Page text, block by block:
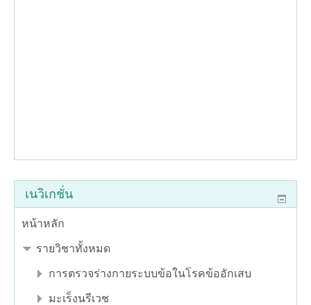
เนวิเกชั่น
หน้าหลัก
รายวิชาทั้งหมด
การตรวจร่างกายระบบข้อในโรคข้ออักเสบ
มะเร็งนรีเวช